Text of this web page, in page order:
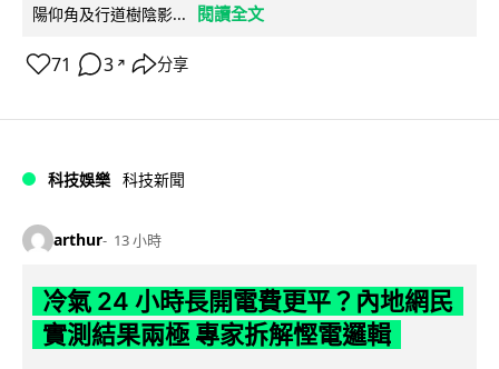
陽仰角及行道樹陰影...
閱讀全文
71 3 ↗ 分享
科技娛樂 科技新聞
arthur 13 小時
冷氣 24 小時長開電費更平？內地網民
實測結果兩極 專家拆解慳電邏輯